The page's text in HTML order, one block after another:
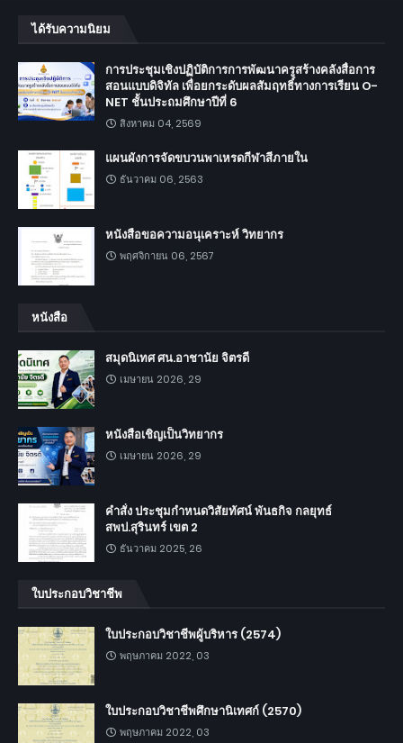
ได้รับความนิยม
การประชุมเชิงปฏิบัติการการพัฒนาครูสร้างคลังสื่อการ
สอนแบบดิจิทัล เพื่อยกระดับผลสัมฤทธิ์ทางการเรียน O-
NET ชั้นประถมศึกษาปีที่ 6
สิงหาคม 04, 2569
แผนผังการจัดขบวนพาเหรดกีฬาสีภายใน
ธันวาคม 06, 2563
หนังสือขอความอนุเคราะห์ วิทยากร
พฤศจิกายน 06, 2567
หนังสือ
สมุดนิเทศ ศน.อาชานัย จิตรดี
เมษายน 2026, 29
หนังสือเชิญเป็นวิทยากร
เมษายน 2026, 29
คำสั่ง ประชุมกำหนดวิสัยทัศน์ พันธกิจ กลยุทธ์
สพป.สุรินทร์ เขต 2
ธันวาคม 2025, 26
ใบประกอบวิชาชีพ
ใบประกอบวิชาชีพผู้บริหาร (2574)
พฤษภาคม 2022, 03
ใบประกอบวิชาชีพศึกษานิเทศก์ (2570)
พฤษภาคม 2022, 03